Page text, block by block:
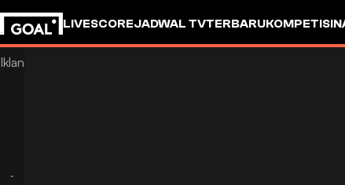
LIVESCOREJADWAL TVTERBARUKOMPETISI